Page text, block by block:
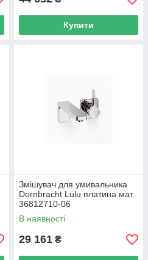
Купити
Змішувач для умивальника
Dornbracht Lulu платина мат
36812710-06
В наявності
29 161 ₴